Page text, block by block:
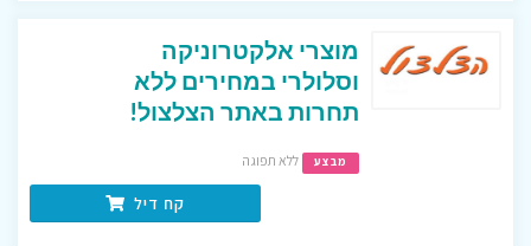
מוצרי אלקטרוניקה
וסלולרי במחירים ללא
תחרות באתר הצלצול!
מבצע ללא תפוגה
קח דיל